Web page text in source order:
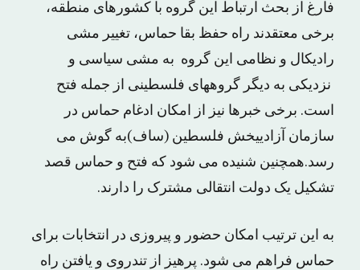
فارغ از بحث ارتباط این گروه با کشورهاى منطقه،
برخى معتقدند راه حفظ بقا حماس، تغییر مشى
رادیکال و نظامى این گروه به مشى سیاسى و
نزدیکى به دیگر گروههاى فلسطینى از جمله فتح
است. برخى خبرها نیز از امکان ادغام حماس در
سازمان آزادییخش فلسطین (ساف)به گوش مى
رسد.همچنین شنیده مى شود که فتح و حماس قصد
تشکیل یک دولت انتقالی مشترک را دارند.
به این ترتیب امکان حضور و پیروزى در انتخابات براى
حماس فراهم مى شود. پرهیز از تندروى و یافتن راه